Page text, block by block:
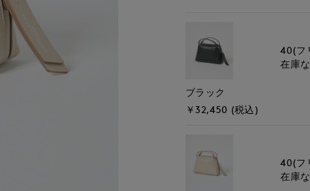
ブラック
￥32,450 (税込)
40(フ
在庫
40(フ
在庫